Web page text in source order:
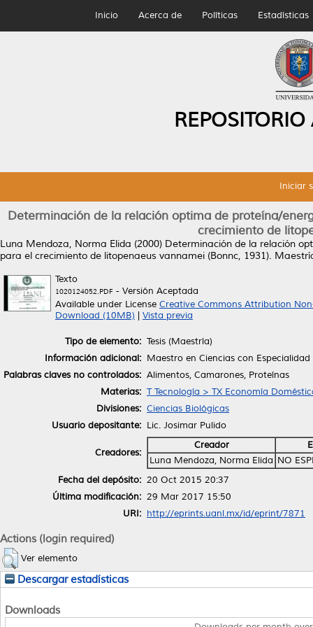
Inicio Acerca de Políticas Estadísticas
Iniciar
Determinación de la relación optima de proteína/
crecimiento de
Luna Mendoza, Norma Elida (2000) Determinación de la relación
para el crecimiento de litopenaeus vannamei (Bonnc, 1931).
Texto
1020124052.PDF - Versión Aceptada
Available under License Creative Commons Attribution
Download (10MB)
Vista previa
Tipo de elemento: Tesis (Maestría)
Información adicional: Maestro en Ciencias con
Palabras claves no controlados: Alimentos, Camarones, Proteínas
Materias: T Tecnología > TX Economía
Divisiones: Ciencias Biológicas
Usuario depositante: Lic. Josimar Pulido
Creadores:
Creador
Luna Mendoza, Norma Elida NO
Fecha del depósito: 20 Oct 2015 20:37
Última modificación: 29 Mar 2017 15:50
URI: http://eprints.uanl.mx/id/eprint/7871
Actions (login required)
Ver elemento
Descargar estadísticas
Downloads